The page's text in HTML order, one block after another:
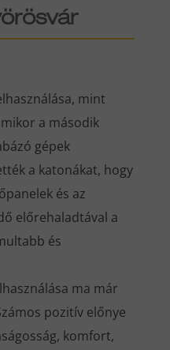
mint
a második
gépek
a katonákat, hogy
és az
előrehaladtával a
és
ma már
pozitív előnye
komfort,